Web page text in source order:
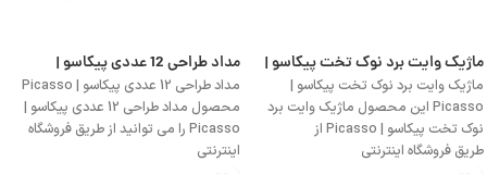
ماژیک وایت برد نوک تخت پیکاسو |
Picasso
ماژیک وایت برد نوک تخت پیکاسو |
Picasso این محصول ماژیک وایت برد
نوک تخت پیکاسو | Picasso از
طریق فروشگاه اینترنتی
مداد طراحی 12 عددی پیکاسو |
Picasso
مداد طراحی 12 عددی پیکاسو | Picasso
محصول مداد طراحی 12 عددی پیکاسو |
Picasso را می توانید از طریق فروشگاه
اینترنتی